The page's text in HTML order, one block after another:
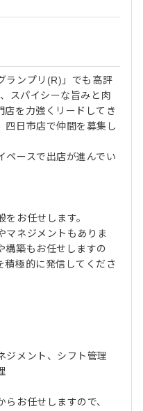
ランプリ(R)」でも高評
スパイシーな旨みと肉
店を力強くリードしてき
四日市店で仲間を募集し
ペースで出店が進んでい
お任せします。
マネジメントもありま
構築もお任せしますの
積極的に発信してくださ
ジメント、シフト管理
お任せしますので、